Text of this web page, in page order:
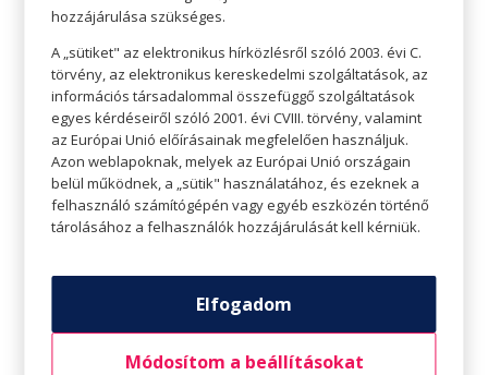
Süttessük magunk többet a nappal
A napfény, a friss levegő és a D-vitamin
kombinációja nagyon jótékony hatással vannak
mentális és fizikai egészségére. A D-vitaminnak
három fő előnye van: javítja bizonyos
általános egészségét. Akár a szabadban tett
hozzájárulása szükséges.
A „sütiket" az elektronikus hírközlésről szóló 2003. évi C.
törvény, az elektronikus kereskedelmi szolgáltatások, az
információs társadalommal összefüggő szolgáltatások
egyes kérdéseiről szóló 2001. évi CVIII. törvény, valamint
az Európai Unió előírásainak megfelelően használjuk.
Azon weblapoknak, melyek az Európai Unió országain
belül működnek, a „sütik" használatához, és ezeknek a
felhasználó számítógépén vagy egyéb eszközén történő
tárolásához a felhasználók hozzájárulását kell kérniük.
Elfogadom
Módosítom a beállításokat